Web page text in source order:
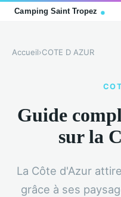
Accueil›COTE D AZUR
Guide
sur la
La Côte d'Azur
grâce à ses